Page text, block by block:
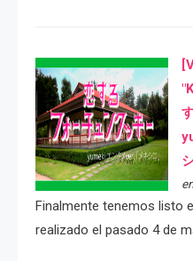
Finalmente tenemos listo
realizado el pasado 4 de